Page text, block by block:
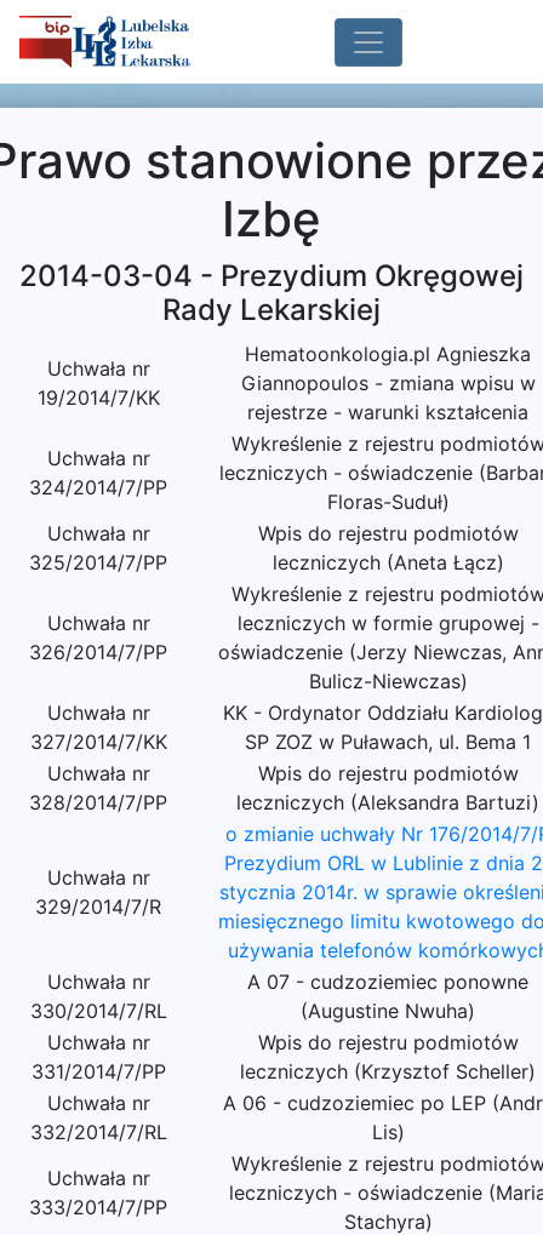
stanowione
Izbę
2014-03-04 - Prezydium Okręgowej
Rady Lekarskiej
Uchwała nr
19/2014/7/KK
Hematoonkologia.pl Agnieszka
Giannopoulos - zmiana wpisu w
rejestrze - warunki kształcenia
Uchwała nr
324/2014/7/PP
Wykreślenie z rejestru
leczniczych - oświadczenie
Floras-Suduł)
Uchwała nr
325/2014/7/PP
Wpis do rejestru podmiotów
leczniczych (Aneta Łącz)
Uchwała nr
326/2014/7/PP
Wykreślenie z rejestru
leczniczych w formie grupowej -
oświadczenie (Jerzy Niewczas,
Bulicz-Niewczas)
Uchwała nr
327/2014/7/KK
KK - Ordynator Oddziału
SP ZOZ w Puławach, ul. Bema 1
Uchwała nr
328/2014/7/PP
Wpis do rejestru podmiotów
leczniczych (Aleksandra Bartuzi)
Uchwała nr
329/2014/7/R
o zmianie uchwały Nr 176/2014/7/
Prezydium ORL w Lublinie z dnia
stycznia 2014r. w sprawie
miesięcznego limitu kwotowego
używania telefonów
Uchwała nr
330/2014/7/RL
A 07 - cudzoziemiec ponowne
(Augustine Nwuha)
Uchwała nr
331/2014/7/PP
Wpis do rejestru podmiotów
leczniczych (Krzysztof Scheller)
Uchwała nr
332/2014/7/RL
A 06 - cudzoziemiec po LEP
Lis)
Uchwała nr
333/2014/7/PP
Wykreślenie z rejestru
leczniczych - oświadczenie
Stachyra)